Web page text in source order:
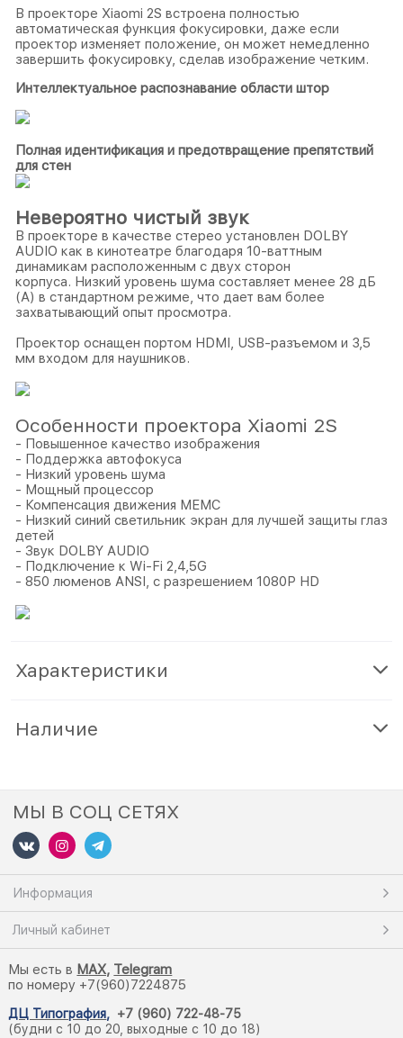
В проекторе Xiaomi 2S встроена полностью
автоматическая функция фокусировки, даже если
проектор изменяет положение, он может немедленно
завершить фокусировку, сделав изображение четким.
Интеллектуальное распознавание области штор
Полная идентификация и предотвращение препятствий
для стен
Невероятно чистый звук
В проекторе в качестве стерео установлен DOLBY
AUDIO как в кинотеатре благодаря 10-ваттным
динамикам расположенным с двух сторон
корпуса. Низкий уровень шума составляет менее 28 дБ
(А) в стандартном режиме, что дает вам более
захватывающий опыт просмотра.
Проектор оснащен портом HDMI, USB-разъемом и 3,5
мм входом для наушников.
Особенности проектора Xiaomi 2S
- Повышенное качество изображения
- Поддержка автофокуса
- Низкий уровень шума
- Мощный процессор
- Компенсация движения MEMC
- Низкий синий светильник экран для лучшей защиты глаз
детей
- Звук DOLBY AUDIO
- Подключение к Wi-Fi 2,4,5G
- 850 люменов ANSI, с разрешением 1080P HD
Характеристики
Наличие
МЫ В СОЦ СЕТЯХ
Информация
Личный кабинет
Мы есть в MAX, Telegram
по номеру +7(960)7224875
ДЦ Типография, +7 (960) 722-48-75
(будни с 10 до 20, выходные с 10 до 18)